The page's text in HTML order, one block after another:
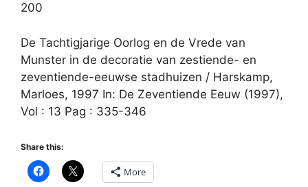
200
De Tachtigjarige Oorlog en de Vrede van
Munster in de decoratie van zestiende- en
zeventiende-eeuwse stadhuizen / Harskamp,
Marloes, 1997 In: De Zeventiende Eeuw (1997),
Vol : 13 Pag : 335-346
Share this:
More